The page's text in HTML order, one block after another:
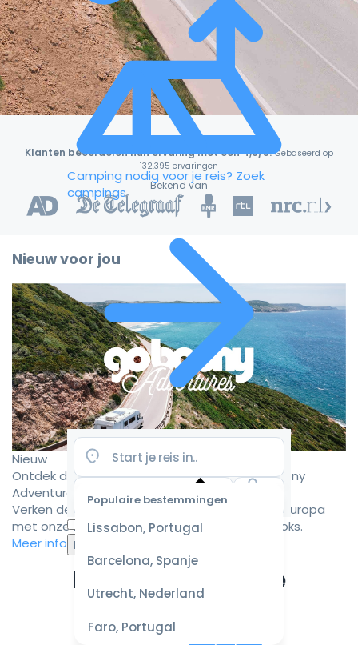
Camping nodig voor je reis? Zoek
campings
Populaire bestemmingen
Lissabon, Portugal
Barcelona, Spanje
Utrecht, Nederland
Faro, Portugal
Selecteer
datum
voor de
beste
prijzen
Klanten beoordelen hun ervaring met een 4,9/5! Gebaseerd op
132.395 ervaringen
Bekend van
Nieuw voor jou
Nieuw
Ontdek de mooiste camperroutes met Goboony
Adventures
Verken de mooiste camperbestemmingen in Europa
met onze zorgvuldig samengestelde roadbooks.
Meer informatie
Ervaar de ultieme
campervakantie